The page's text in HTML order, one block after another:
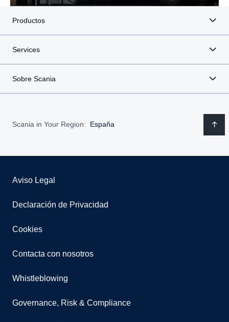
Productos
Services
Sobre Scania
Scania in Your Region: España
Aviso Legal
Declaración de Privacidad
Cookies
Contacta con nosotros
Whistleblowing
Governance, Risk & Compliance